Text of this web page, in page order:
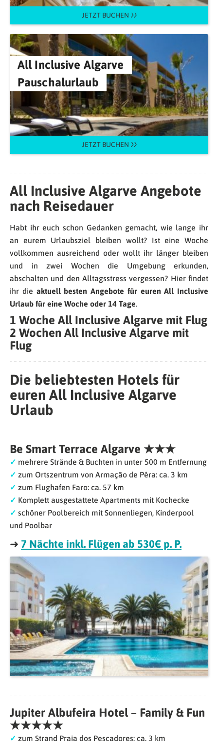
JETZT BUCHEN
All Inclusive Algarve
Pauschalurlaub
JETZT BUCHEN
All Inclusive Algarve Angebote
nach Reisedauer
Habt ihr euch schon Gedanken gemacht, wie lange ihr
an eurem Urlaubsziel bleiben wollt? Ist eine Woche
vollkommen ausreichend oder wollt ihr länger bleiben
und in zwei Wochen die Umgebung erkunden,
abschalten und den Alltagsstress vergessen? Hier findet
ihr die aktuell besten Angebote für euren All Inclusive
Urlaub für eine Woche oder 14 Tage.
1 Woche All Inclusive Algarve mit Flug
2 Wochen All Inclusive Algarve mit
Flug
Die beliebtesten Hotels für
euren All Inclusive Algarve
Urlaub
Be Smart Terrace Algarve ★★★
✓ mehrere Strände & Buchten in unter 500 m Entfernung
✓ zum Ortszentrum von Armação de Pêra: ca. 3 km
✓ zum Flughafen Faro: ca. 57 km
✓ Komplett ausgestattete Apartments mit Kochecke
✓ schöner Poolbereich mit Sonnenliegen, Kinderpool
und Poolbar
➜ 7 Nächte inkl. Flügen ab 530€ p. P.
Jupiter Albufeira Hotel – Family & Fun
★★★★★
✓ zum Strand Praia dos Pescadores: ca. 3 km